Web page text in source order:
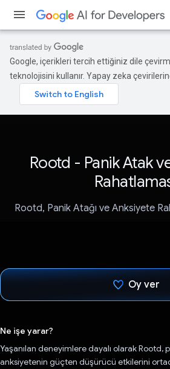
Google, içerikleri tercih ettiğiniz dile
teknolojisini kullanır. Yapay zeka
Rootd - Panik Atak
Rootd, Panik Atağı ve Anksiyete
Oy ver
Ne işe yarar?
Yaşanılan deneyimlere dayalı olarak Rootd,
anksiyetenin güçten düşürücü etkilerini